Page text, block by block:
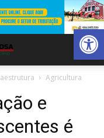
Abrir
Agricultura
e
é